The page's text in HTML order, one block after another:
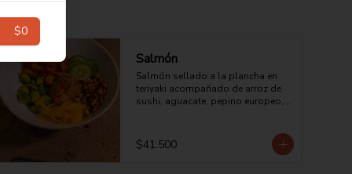
Salmón
Salmón sellado a la plancha en
teriyaki acompañado de arroz de
sushi, aguacate, pepino europeo,
$41.500
$0